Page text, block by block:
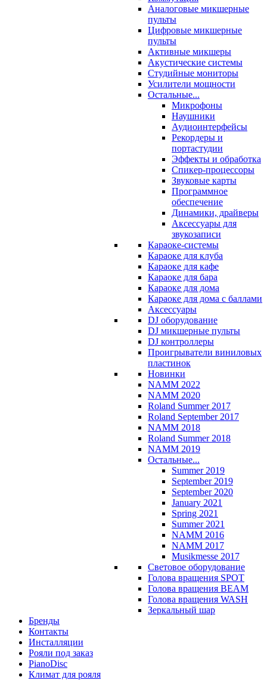
Аналоговые микшерные
пульты
Цифровые микшерные
пульты
Активные микшеры
Акустические системы
Студийные мониторы
Усилители мощности
Остальные...
Микрофоны
Наушники
Аудиоинтерфейсы
Рекордеры и
портастудии
Эффекты и обработка
Спикер-процессоры
Звуковые карты
Программное
обеспечение
Динамики, драйверы
Аксессуары для
звукозаписи
Караоке-системы
Караоке для клуба
Караоке для кафе
Караоке для бара
Караоке для дома
Караоке для дома с баллами
Аксессуары
DJ оборудование
DJ микшерные пульты
DJ контроллеры
Проигрыватели виниловых
пластинок
Новинки
NAMM 2022
NAMM 2020
Roland Summer 2017
Roland September 2017
NAMM 2018
Roland Summer 2018
NAMM 2019
Остальные...
Summer 2019
September 2019
September 2020
January 2021
Spring 2021
Summer 2021
NAMM 2016
NAMM 2017
Musikmesse 2017
Световое оборудование
Голова вращения SPOT
Голова вращения BEAM
Голова вращения WASH
Зеркальный шар
Бренды
Контакты
Инсталляции
Рояли под заказ
PianoDisc
Климат для рояля